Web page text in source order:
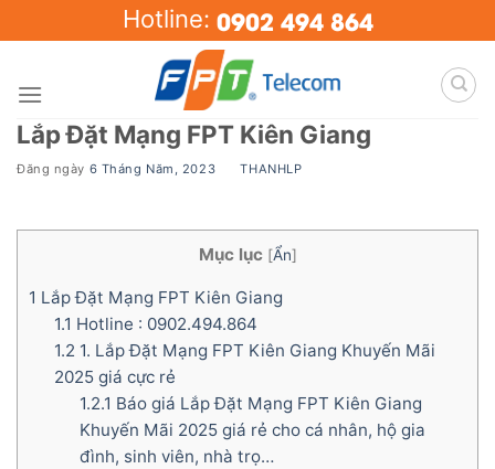
to
Hotline: 0902 494 864
Lắp Đặt Mạng FPT Kiên Giang
Đăng ngày 6 Tháng Năm, 2023 BYTHANHLP
Mục lục [Ẩn]
1 Lắp Đặt Mạng FPT Kiên Giang
1.1 Hotline : 0902.494.864
1.2 1. Lắp Đặt Mạng FPT Kiên Giang Khuyến Mãi
2025 giá cực rẻ
1.2.1 Báo giá Lắp Đặt Mạng FPT Kiên Giang
Khuyến Mãi 2025 giá rẻ cho cá nhân, hộ gia
đình, sinh viên, nhà trọ…